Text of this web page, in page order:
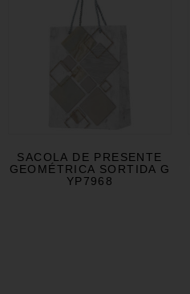
SACOLA DE PRESENTE
GEOMÉTRICA SORTIDA G
YP7968